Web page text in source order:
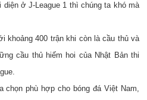
ở J-League 1 thì chúng ta khó mà
khoảng 400 trận khi còn là cầu thủ và
cầu thủ hiếm hoi của Nhật Bản thi
chọn phù hợp cho bóng đá Việt Nam,